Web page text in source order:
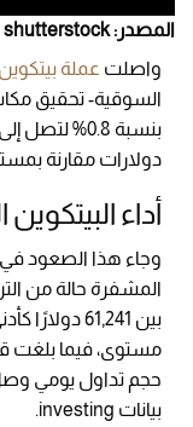
المصدر: shutterstock
واصلت عملة بيتكوين
السوقية- تحقيق
دولارات مقارنة
أداء البيتكوين
وجاء هذا الصعود
المشفرة حالة من
بيانات investing.